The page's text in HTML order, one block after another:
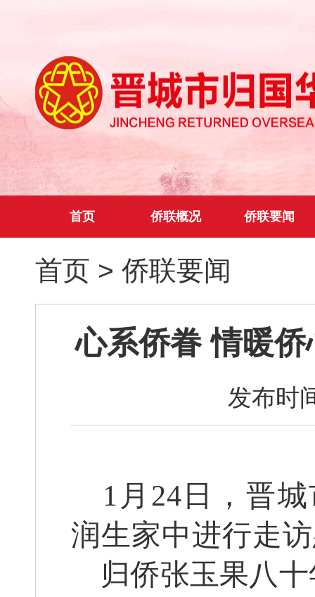
首页 侨联概况 侨联要闻
首页 > 侨联要闻
心系侨眷 情暖
发布时
1月24日，晋
润生家中进行走
归侨张玉果八